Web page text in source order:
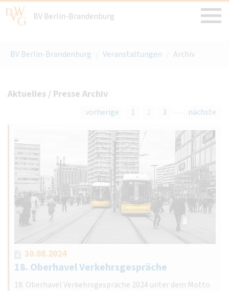
BV Berlin-Brandenburg
BV Berlin-Brandenburg Veranstaltungen Archiv
Aktuelles / Presse Archiv
vorherige 1 2 3 … nächste
30.08.2024
18. Oberhavel Verkehrsgespräche
18. Oberhavel Verkehrsgespräche 2024 unter dem Motto